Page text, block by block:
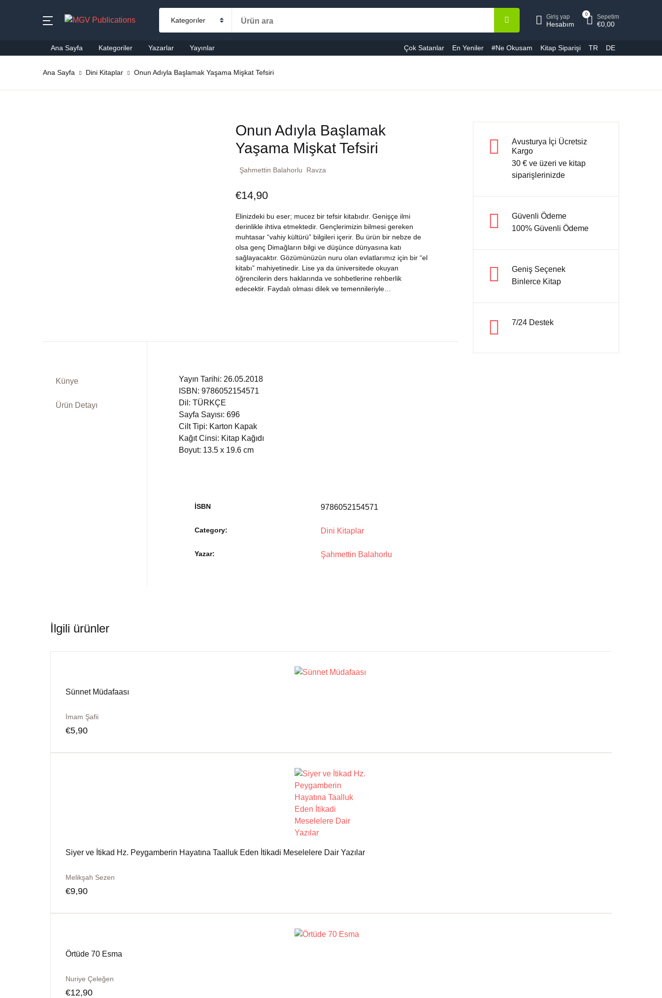
Giriş yap
Hesabım
0 Sepetim
€0,00
Ana Sayfa Kategoriler Yazarlar Yayınlar Çok Satanlar En Yeniler #Ne Okusam Kitap Siparişi TR DE
Başvuru – Kaynak
Dünya Klasikleri
Edebiyat
Psikoloji
Siyasi
Tarih
Kapat
Kapat
Ana Sayfa Dini Kitaplar Onun Adıyla Başlamak Yaşama Mişkat Tefsiri
Onun Adıyla Başlamak
Yaşama Mişkat Tefsiri
Şahmettin Balahorlu Ravza
€14,90
Elinizdeki bu eser; mucez bir tefsir kitabıdır. Genişçe ilmi
derinlikle ihtiva etmektedir. Gençlerimizin bilmesi gereken
muhtasar “vahiy kültürü” bilgileri içerir. Bu ürün bir nebze de
olsa genç Dimağların bilgi ve düşünce dünyasına katı
sağlayacaktır. Gözümünüzün nuru olan evlatlarımız için bir “el
kitabı” mahiyetinedir. Lise ya da üniversitede okuyan
öğrencilerin ders haklarında ve sohbetlerine rehberlik
edecektir. Faydalı olması dilek ve temennileriyle…
Künye
Ürün Detayı
Yayın Tarihi: 26.05.2018
ISBN: 9786052154571
Dil: TÜRKÇE
Sayfa Sayısı: 696
Cilt Tipi: Karton Kapak
Kağıt Cinsi: Kitap Kağıdı
Boyut: 13.5 x 19.6 cm
İSBN 9786052154571
Category: Dini Kitaplar
Yazar Şahmettin Balahorlu
Avusturya İçi Ücretsiz
Kargo
30 € ve üzeri ve kitap
siparişlerinizde
Güvenli Ödeme
100% Güvenli Ödeme
Geniş Seçenek
Binlerce Kitap
7/24 Destek
İlgili ürünler
Sünnet Müdafaası
İmam Şafii
€5,90
Siyer ve İtikad Hz. Peygamberin Hayatına Taalluk Eden İtikadi Meselelere Dair Yazılar
Melikşah Sezen
€9,90
Örtüde 70 Esma
Nuriye Çeleğen
€12,90